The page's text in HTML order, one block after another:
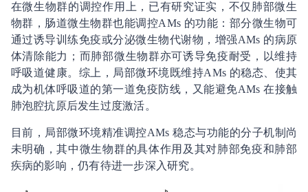
在微生物群的调控作用上，已有研究证实，不仅肺部微生
物群，肠道微生物群也能调控AMs 的功能：部分微生物可
通过诱导训练免疫或分泌微生物代谢物，增强AMs 的病原
体清除能力；而肺部微生物群亦可诱导免疫耐受，以维持
呼吸道健康。综上，局部微环境既维持AMs 的稳态、使其
成为机体呼吸道的第一道免疫防线，又能避免AMs 在接触
肺泡腔抗原后发生过度激活。
目前，局部微环境精准调控AMs 稳态与功能的分子机制尚
未明确，其中微生物群的具体作用及其对肺部免疫和肺部
疾病的影响，仍有待进一步深入研究。